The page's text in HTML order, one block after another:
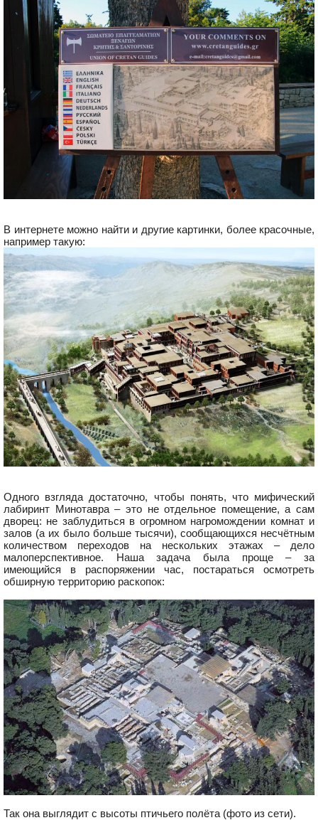
В интернете можно найти и другие картинки, более красочные,
например такую:
Одного взгляда достаточно, чтобы понять, что мифический
лабиринт Минотавра – это не отдельное помещение, а сам
дворец: не заблудиться в огромном нагромождении комнат и
залов (а их было больше тысячи), сообщающихся несчётным
количеством переходов на нескольких этажах – дело
малоперспективное. Наша задача была проще – за
имеющийся в распоряжении час, постараться осмотреть
обширную территорию раскопок:
Так она выглядит с высоты птичьего полёта (фото из сети).